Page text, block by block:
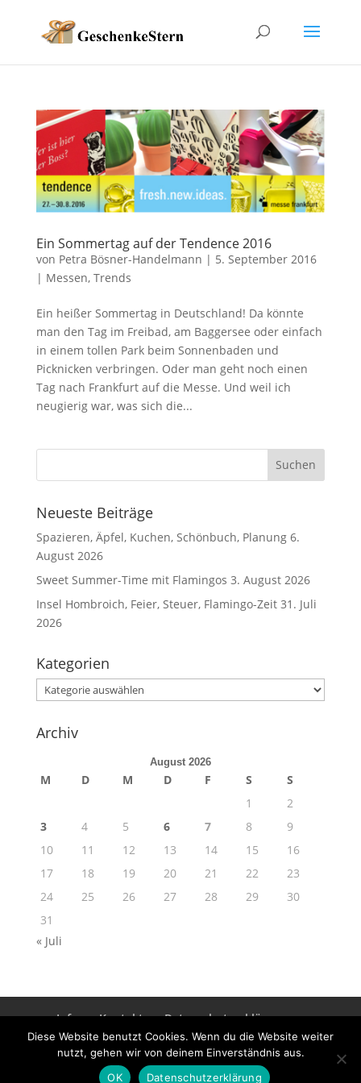
Ein Sommertag auf der Tendence 2016
von Petra Bösner-Handelmann | 5. September 2016
| Messen, Trends
Ein heißer Sommertag in Deutschland! Da könnte
man den Tag im Freibad, am Baggersee oder einfach
in einem tollen Park beim Sonnenbaden und
Picknicken verbringen. Oder man geht noch einen
Tag nach Frankfurt auf die Messe. Und weil ich
neugierig war, was sich die...
Neueste Beiträge
Spazieren, Äpfel, Kuchen, Schönbuch, Planung 6.
August 2026
Sweet Summer-Time mit Flamingos 3. August 2026
Insel Hombroich, Feier, Steuer, Flamingo-Zeit 31. Juli
2026
Kategorien
Kategorien
Archiv
August 2026
M D M D F S
S
1
2
3
4 5 6 7 8
9
10
11 12 13 14 15
16
17
18 19 20 21 22
23
24
25 26 27 28 29
30
31
« Juli
Info Kontakt
Datenschutzerklärung
Impressum
Diese Website benutzt Cookies. Wenn du die Website weiter
nutzt, gehen wir von deinem Einverständnis aus.
OK
Datenschutzerklärung